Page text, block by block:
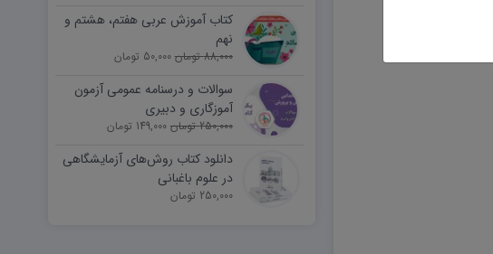
کتاب آموزش عربی هفتم، هشتم و
نهم
88,000 تومان 50,000 تومان
سوالات و درسنامه عمومی آزمون
آموزگاری و دبیری
250,000 تومان 149,000 تومان
دانلود کتاب روش‌های آزمایشگاهی
در علوم باغبانی
250,000 تومان